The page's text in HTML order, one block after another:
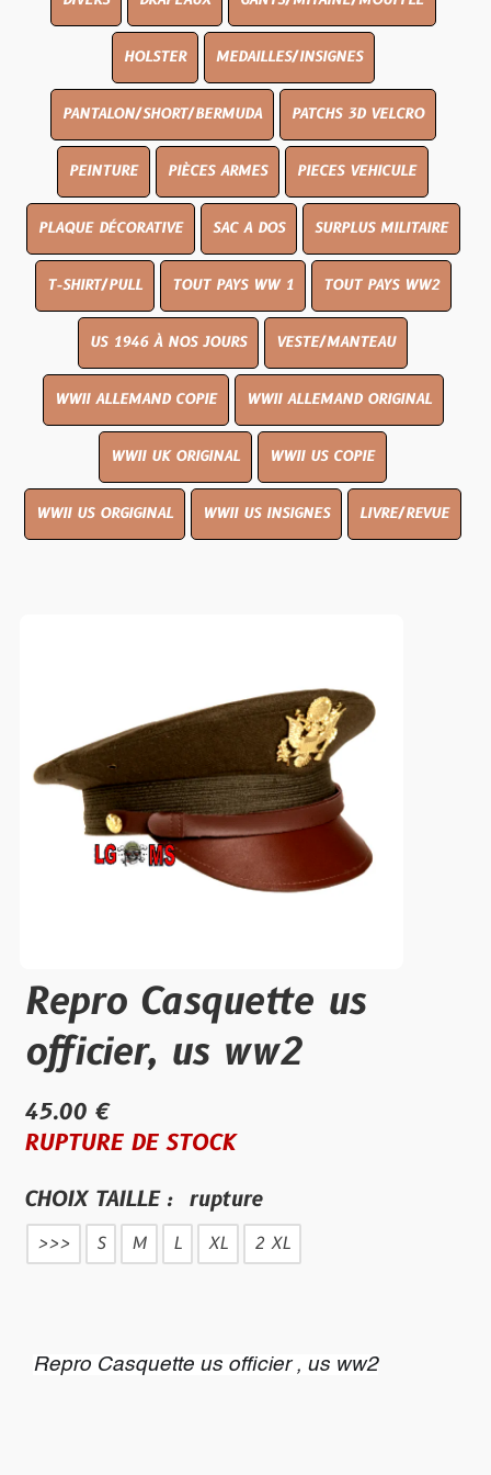
HOLSTER MEDAILLES/INSIGNES
PANTALON/SHORT/BERMUDA PATCHS 3D VELCRO
PEINTURE PIÈCES ARMES PIECES VEHICULE
PLAQUE DÉCORATIVE SAC A DOS SURPLUS MILITAIRE
T-SHIRT/PULL TOUT PAYS WW 1 TOUT PAYS WW2
US 1946 À NOS JOURS VESTE/MANTEAU
WWII ALLEMAND COPIE WWII ALLEMAND ORIGINAL
WWII UK ORIGINAL WWII US COPIE
WWII US ORGIGINAL WWII US INSIGNES LIVRE/REVUE
Repro Casquette us
officier, us ww2
45.00 €
RUPTURE DE STOCK
CHOIX TAILLE : rupture
>>> S M L XL 2 XL
Repro Casquette us officier , us ww2